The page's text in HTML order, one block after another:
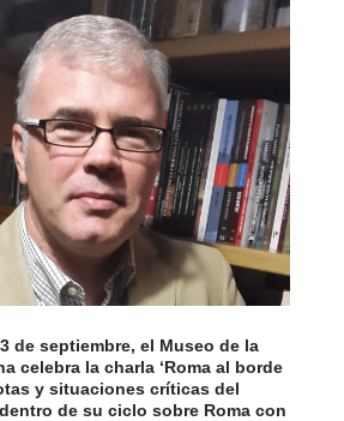
de septiembre, el Museo de la
celebra la charla ‘Roma al borde
y situaciones críticas del
de su ciclo sobre Roma con